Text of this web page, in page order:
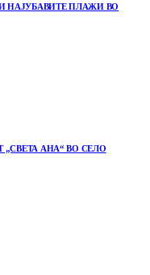
НАЈУБАВИТЕ ПЛАЖИ ВО
АНА“ ВО СЕЛО